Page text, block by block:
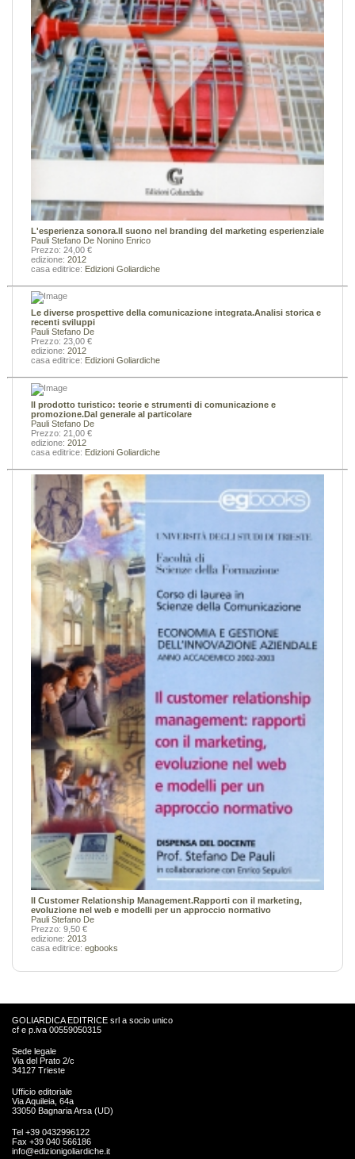
L'esperienza sonora.Il suono nel branding del marketing esperienziale
Pauli Stefano De Nonino Enrico
Prezzo: 24,00 €
edizione: 2012
casa editrice: Edizioni Goliardiche
Le diverse prospettive della comunicazione integrata.Analisi storica e
recenti sviluppi
Pauli Stefano De
Prezzo: 23,00 €
edizione: 2012
casa editrice: Edizioni Goliardiche
Il prodotto turistico: teorie e strumenti di comunicazione e
promozione.Dal generale al particolare
Pauli Stefano De
Prezzo: 21,00 €
edizione: 2012
casa editrice: Edizioni Goliardiche
Il Customer Relationship Management.Rapporti con il marketing,
evoluzione nel web e modelli per un approccio normativo
Pauli Stefano De
Prezzo: 9,50 €
edizione: 2013
casa editrice: egbooks
GOLIARDICA EDITRICE srl a socio unico
cf e p.iva 00559050315
Sede legale
Via del Prato 2/c
34127 Trieste
Ufficio editoriale
Via Aquileia, 64a
33050 Bagnaria Arsa (UD)
Tel +39 0432996122
Fax +39 040 566186
info@edizionigoliardiche.it